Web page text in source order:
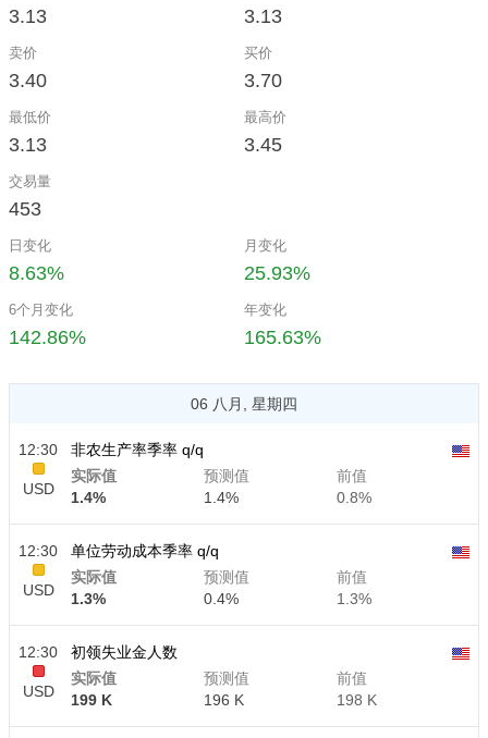
3.13 3.13
卖价
3.40
买价
3.70
最低价
3.13
最高价
3.45
交易量
453
日变化
8.63%
月变化
25.93%
6个月变化
142.86%
年变化
165.63%
06 八月, 星期四
12:30
USD
非农生产率季率 q/q
实际值
1.4%
预测值
1.4%
前值
0.8%
12:30
USD
单位劳动成本季率 q/q
实际值
1.3%
预测值
0.4%
前值
1.3%
12:30
USD
初领失业金人数
实际值
199 K
预测值
196 K
前值
198 K